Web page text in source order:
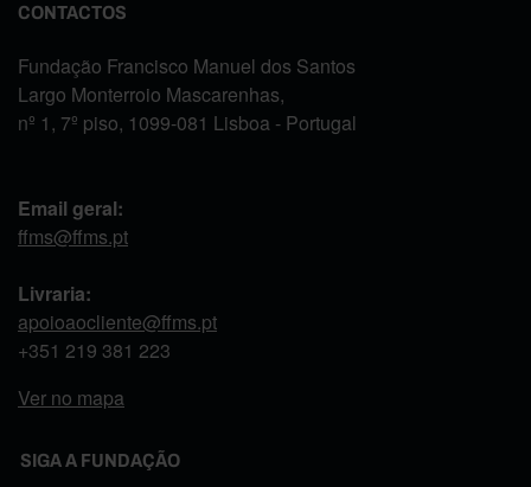
CONTACTOS
Fundação Francisco Manuel dos Santos
Largo Monterroio Mascarenhas,
nº 1, 7º piso, 1099-081 Lisboa - Portugal
Email geral:
ffms@ffms.pt
Livraria:
apoioaocliente@ffms.pt
+351 219 381 223
Ver no mapa
SIGA A FUNDAÇÃO